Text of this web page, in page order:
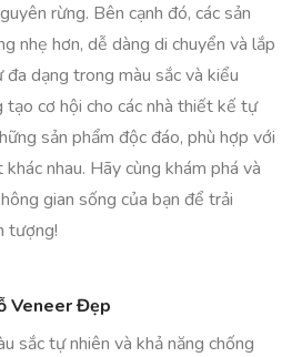
rừng. Bên cạnh đó, các sản
nhẹ hơn, dễ dàng di chuyển và lắp
dạng trong màu sắc và kiểu
cơ hội cho các nhà thiết kế tự
sản phẩm độc đáo, phù hợp với
nhau. Hãy cùng khám phá và
gian sống của bạn để trải
tượng!
Veneer Đẹp
sắc tự nhiên và khả năng chống